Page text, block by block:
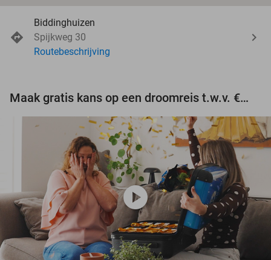
Biddinghuizen
Spijkweg 30
Routebeschrijving
Maak gratis kans op een droomreis t.w.v. €3.000!
play_circle